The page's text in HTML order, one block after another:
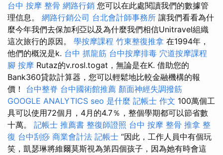
台中 按摩 整骨 網路行銷 您可以在此處閱讀我們的數據管
理信息。 網路行銷公司 台北會計師事務所 讓我們看看為什
麼今年我們去保加利亞以及為什麼我們相信Unitravel組織
這次旅行的原因。 學按摩課程 竹東整復推拿 在1994年，
他們的概況是k. 台中 抓龍筋 台中按摩排毒 穴道按摩課程
腳 按摩 Rutaz的v.rosl.togat，無論是在K. 借助您的
Bank360貸款計算器，您可以輕鬆地比較金融機構的報
價！ 台中整脊 台中國術館推薦 顏面神經失調撥筋
GOOGLE ANALYTICS seo 是什麼 記帳士 作文 100萬個工
具可以使用72個月，4月的4.7％，整個學期都可以節省數
十萬。 記帳士 推薦書 整復師證照 台中 按摩 整骨 推拿 整
復 台中刮痧 商業會計法 記帳士 “因此，工作人員中有個玩
笑，凱瑟琳將維爾莫斯視為第四個孩子，因為她有時會這